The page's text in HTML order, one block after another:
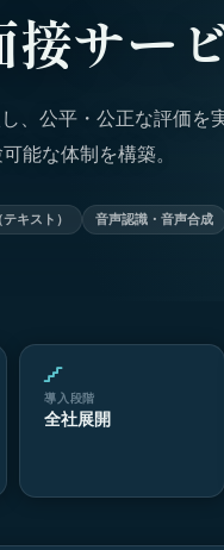
サービ
、公平・公正な評価を
能な体制を構築。
キスト） 音声認識・音声合成
導入段階
全社展開